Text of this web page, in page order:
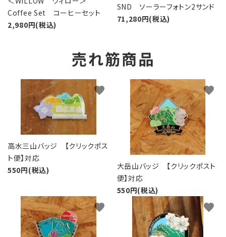
Coffee Set コーヒーセット
2,980円(税込)
SND ソーラーフォトン2サンド
71,280円(税込)
売れ筋商品
高水三山バッジ 【クリックポス
ト便】対応
550円(税込)
favorite
大岳山バッジ 【クリックポスト
便】対応
550円(税込)
favorite
favorite favorite